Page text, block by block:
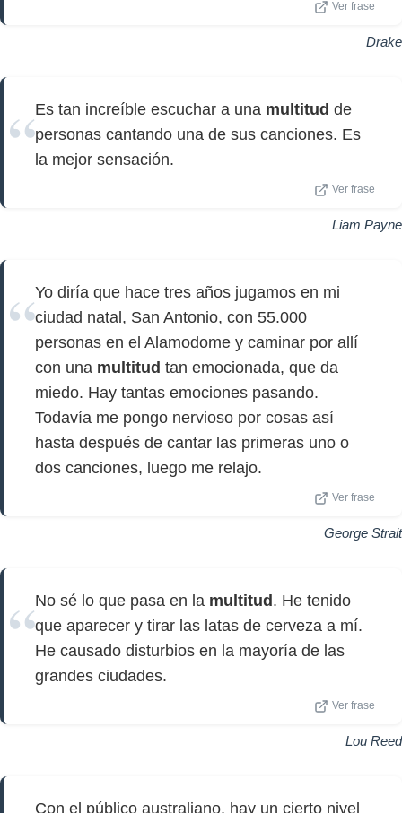
Ver frase
Drake
Es tan increíble escuchar a una multitud de
personas cantando una de sus canciones. Es
la mejor sensación.
Ver frase
Liam Payne
Yo diría que hace tres años jugamos en mi
ciudad natal, San Antonio, con 55.000
personas en el Alamodome y caminar por allí
con una multitud tan emocionada, que da
miedo. Hay tantas emociones pasando.
Todavía me pongo nervioso por cosas así
hasta después de cantar las primeras uno o
dos canciones, luego me relajo.
Ver frase
George Strait
No sé lo que pasa en la multitud . He tenido
que aparecer y tirar las latas de cerveza a mí.
He causado disturbios en la mayoría de las
grandes ciudades.
Ver frase
Lou Reed
Con el público australiano, hay un cierto nivel